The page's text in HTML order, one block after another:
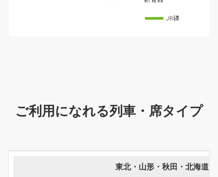
ご利用になれる列車・席タイプ
東北・山形・秋田・北海道